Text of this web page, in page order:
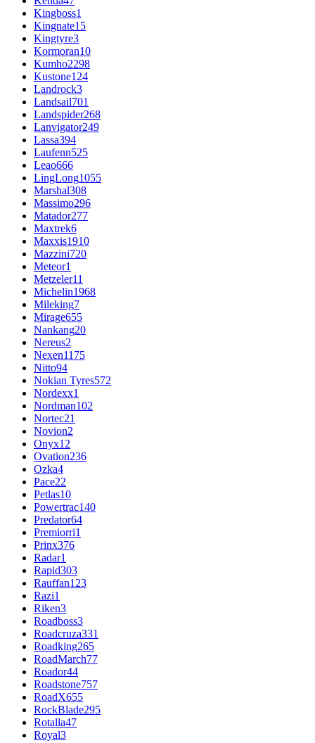
Kingboss1
Kingnate15
Kingtyre3
Kormoran10
Kumho2298
Kustone124
Landrock3
Landsail701
Landspider268
Lanvigator249
Lassa394
Laufenn525
Leao666
LingLong1055
Marshal308
Massimo296
Matador277
Maxtrek6
Maxxis1910
Mazzini720
Meteor1
Metzeler11
Michelin1968
Mileking7
Mirage655
Nankang20
Nereus2
Nexen1175
Nitto94
Nokian Tyres572
Nordexx1
Nordman102
Nortec21
Novion2
Onyx12
Ovation236
Ozka4
Pace22
Petlas10
Powertrac140
Predator64
Premiorri1
Prinx376
Radar1
Rapid303
Rauffan123
Razi1
Riken3
Roadboss3
Roadcruza331
Roadking265
RoadMarch77
Roador44
Roadstone757
RoadX655
RockBlade295
Rotalla47
Royal3